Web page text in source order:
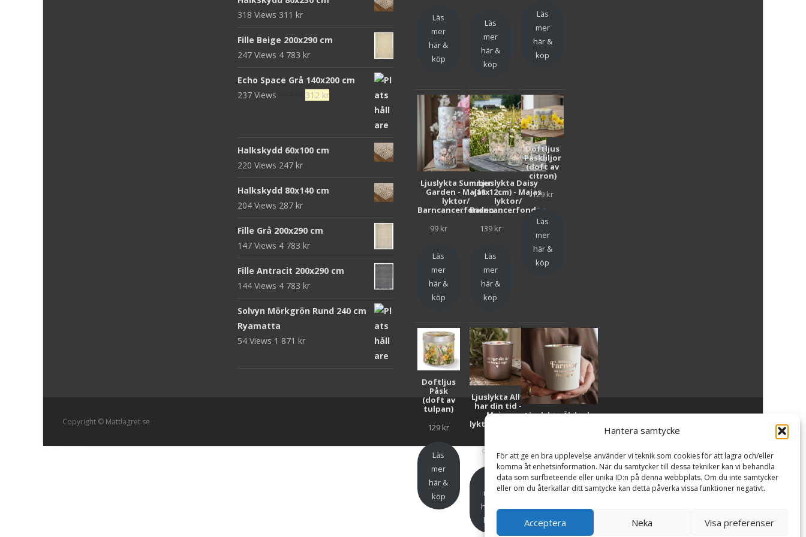
Hantera samtycke
För att ge en bra upplevelse använder vi teknik som cookies för att lagra och/eller
komma åt enhetsinformation. När du samtycker till dessa tekniker kan vi behandla
data som surfbeteende eller unika ID:n på denna webbplats. Om du inte samtycker
eller om du återkallar ditt samtycke kan detta påverka vissa funktioner negativt.
Acceptera Neka Visa preferenser
318 Views 311 kr
Fille Beige 200x290 cm
247 Views 4 783 kr
Echo Space Grå 140x200 cm
237 Views
Det
952 kr.
312 krDet
Halkskydd 60x100 cm
220 Views 247 kr
Halkskydd 80x140 cm
204 Views 287 kr
Fille Grå 200x290 cm
147 Views 4 783 kr
Fille Antracit 200x290 cm
144 Views 4 783 kr
Solvyn Mörkgrön Rund 240 cm
Ryamatta
54 Views 1 871 kr
Läs
mer
här &
köp
Läs
mer
här &
köp
Läs
mer
här &
köp
Ljuslykta Summer
Garden - Majas
lyktor/
Barncancerfonden
99 kr
Läs
mer
här &
köp
Ljuslykta Daisy
(10x12cm) - Majas
lyktor/
Barncancerfonden
139 kr
Läs
mer
här &
köp
Doftljus
Påskliljor
(doft av
citron)
129 kr
Läs
mer
här &
köp
Doftljus
Påsk
(doft av
tulpan)
129 kr
Läs
mer
här &
köp
Ljuslykta Allt
har din tid -
Majas
lyktor/Suicide
99
kr
mer
här &
köp
Ljuslykta Älskade
99kr
Läs
köp
Copyright © Mattlagret.se